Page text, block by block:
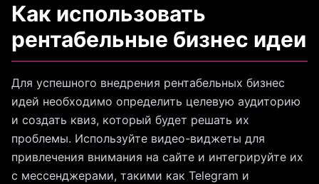
Как использовать
рентабельные бизнес идеи
Для успешного внедрения рентабельных бизнес
идей необходимо определить целевую аудиторию
и создать квиз, который будет решать их
проблемы. Используйте видео-виджеты для
привлечения внимания на сайте и интегрируйте их
с мессенджерами, такими как Telegram и